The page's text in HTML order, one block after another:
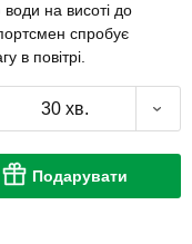
на висоті до
спробує
в повітрі.
30 хв.
Подарувати